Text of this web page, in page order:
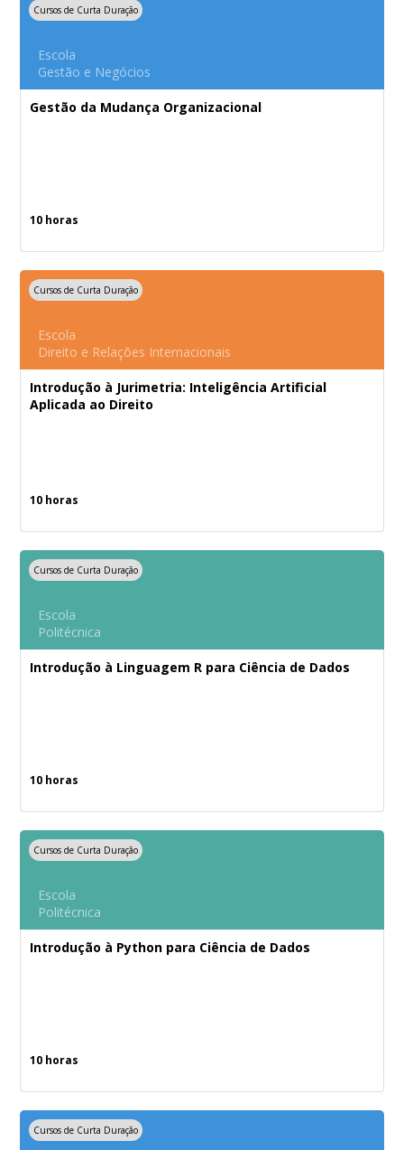
Cursos de Curta Duração
Escola
Gestão e Negócios
Gestão da Mudança Organizacional
10 horas
Cursos de Curta Duração
Escola
Direito e Relações Internacionais
Introdução à Jurimetria: Inteligência Artificial
Aplicada ao Direito
10 horas
Cursos de Curta Duração
Escola
Politécnica
Introdução à Linguagem R para Ciência de Dados
10 horas
Cursos de Curta Duração
Escola
Politécnica
Introdução à Python para Ciência de Dados
10 horas
Cursos de Curta Duração